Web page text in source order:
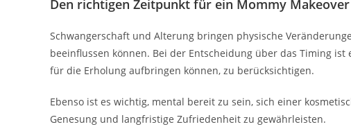
Den richtigen Zeitpunkt für ein Mommy
Schwangerschaft und Alterung bringen physische
beeinflussen können. Bei der Entscheidung über das Timing
für die Erholung aufbringen können, zu berücksichtigen.
Ebenso ist es wichtig, mental bereit zu sein, sich einer
Genesung und langfristige Zufriedenheit zu gewährleisten.